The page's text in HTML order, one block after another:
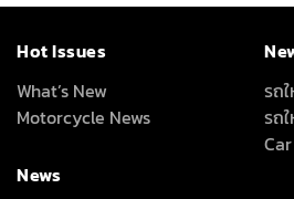
Hot Issues
What’s New
Motorcycle News
News
รถ
รถ